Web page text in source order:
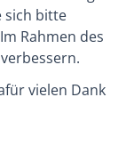
sich bitte
Rahmen des
vielen Dank